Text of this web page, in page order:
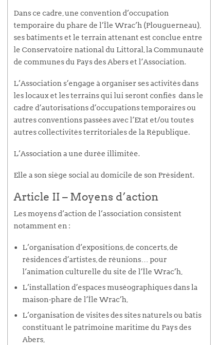
Dans ce cadre, une convention d’occupation
temporaire du phare de l’Île Wrac’h (Plouguerneau),
ses bâtiments et le terrain attenant est conclue entre
le Conservatoire national du Littoral, la Communauté
de communes du Pays des Abers et l’Association.
L’Association s’engage à organiser ses activités dans
les locaux et les terrains qui lui seront confiés dans le
cadre d’autorisations d’occupations temporaires ou
autres conventions passées avec l’Etat et/ou toutes
autres collectivités territoriales de la République.
L’Association a une durée illimitée.
Elle a son siège social au domicile de son Président.
Article II – Moyens d’action
Les moyens d’action de l’association consistent
notamment en :
L’organisation d’expositions, de concerts, de
résidences d’artistes, de réunions… pour
l’animation culturelle du site de l’Île Wrac’h,
L’installation d’espaces muséographiques dans la
maison-phare de l’Île Wrac’h,
L’organisation de visites des sites naturels ou bâtis
constituant le patrimoine maritime du Pays des
Abers,